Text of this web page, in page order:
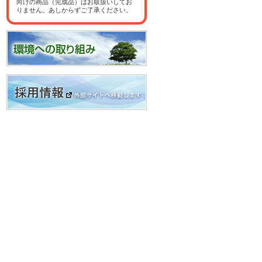
向けの商品（完成品）はお取扱いしてお
りません。あしからずご了承ください。